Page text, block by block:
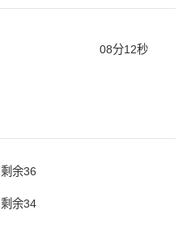
08分12秒
剩余36
剩余34